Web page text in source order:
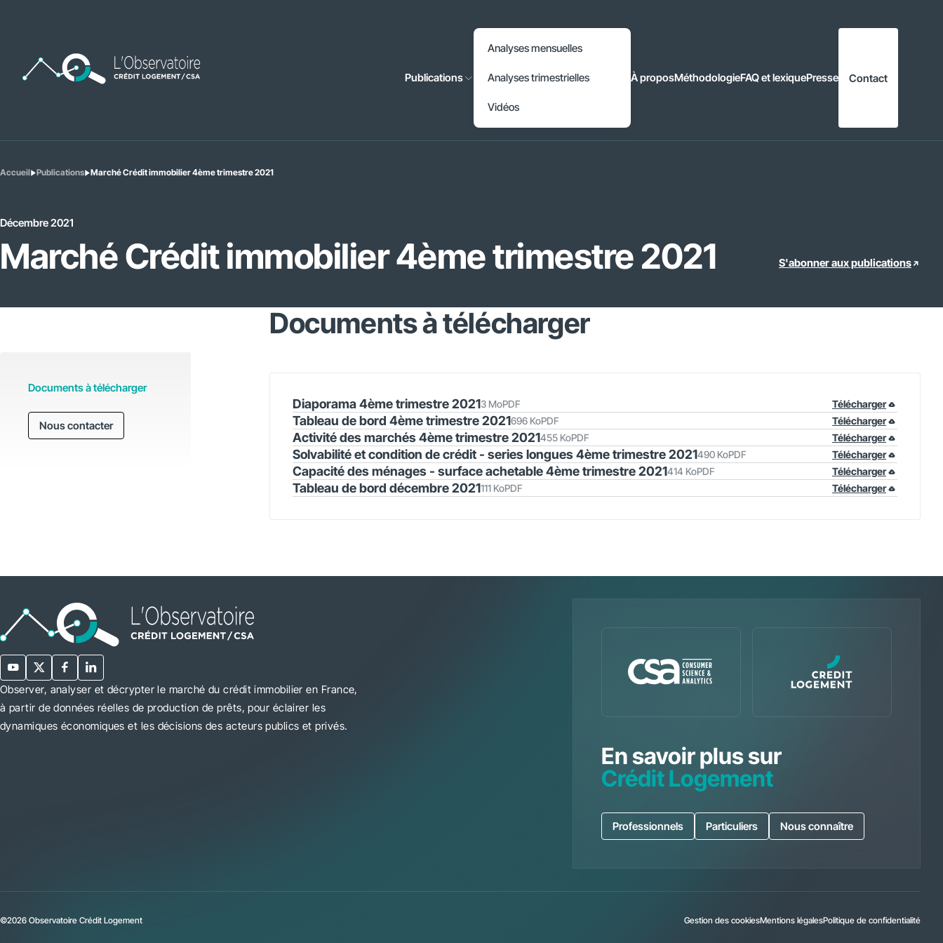
Accéder au contenu principal
Publications
Analyses mensuelles
Analyses trimestrielles
Vidéos
À proposMéthodologieFAQ et lexiquePresse Contact
Vous
:
Accueil Publications Marché Crédit immobilier 4ème trimestre 2021
Décembre 2021
Marché Crédit immobilier 4ème trimestre 2021 S'abonner aux publications
Documents à télécharger
Nous contacter
Documents à télécharger
Diaporama 4ème trimestre 20213 MoPDF Télécharger
Tableau de bord 4ème trimestre 2021696 KoPDF Télécharger
Activité des marchés 4ème trimestre 2021455 KoPDF Télécharger
Solvabilité et condition de crédit - series longues 4ème trimestre 2021490 KoPDF Télécharger
Capacité des ménages - surface achetable 4ème trimestre 2021414 KoPDF Télécharger
Tableau de bord décembre 2021111 KoPDF Télécharger
Observer, analyser et décrypter le marché du crédit immobilier en France,
à partir de données réelles de production de prêts, pour éclairer les
dynamiques économiques et les décisions des acteurs publics et privés.
En savoir plus sur
Crédit Logement
Professionnels Particuliers Nous connaître
©2026 Observatoire Crédit Logement Gestion des cookiesMentions légalesPolitique de confidentialité